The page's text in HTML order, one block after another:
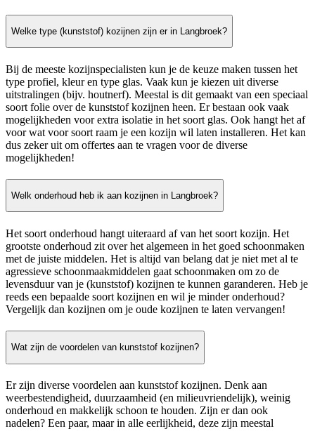
Welke type (kunststof) kozijnen zijn er in Langbroek?
Bij de meeste kozijnspecialisten kun je de keuze maken tussen het
type profiel, kleur en type glas. Vaak kun je kiezen uit diverse
uitstralingen (bijv. houtnerf). Meestal is dit gemaakt van een speciaal
soort folie over de kunststof kozijnen heen. Er bestaan ook vaak
mogelijkheden voor extra isolatie in het soort glas. Ook hangt het af
voor wat voor soort raam je een kozijn wil laten installeren. Het kan
dus zeker uit om offertes aan te vragen voor de diverse
mogelijkheden!
Welk onderhoud heb ik aan kozijnen in Langbroek?
Het soort onderhoud hangt uiteraard af van het soort kozijn. Het
grootste onderhoud zit over het algemeen in het goed schoonmaken
met de juiste middelen. Het is altijd van belang dat je niet met al te
agressieve schoonmaakmiddelen gaat schoonmaken om zo de
levensduur van je (kunststof) kozijnen te kunnen garanderen. Heb je
reeds een bepaalde soort kozijnen en wil je minder onderhoud?
Vergelijk dan kozijnen om je oude kozijnen te laten vervangen!
Wat zijn de voordelen van kunststof kozijnen?
Er zijn diverse voordelen aan kunststof kozijnen. Denk aan
weerbestendigheid, duurzaamheid (en milieuvriendelijk), weinig
onderhoud en makkelijk schoon te houden. Zijn er dan ook
nadelen? Een paar, maar in alle eerlijkheid, deze zijn meestal